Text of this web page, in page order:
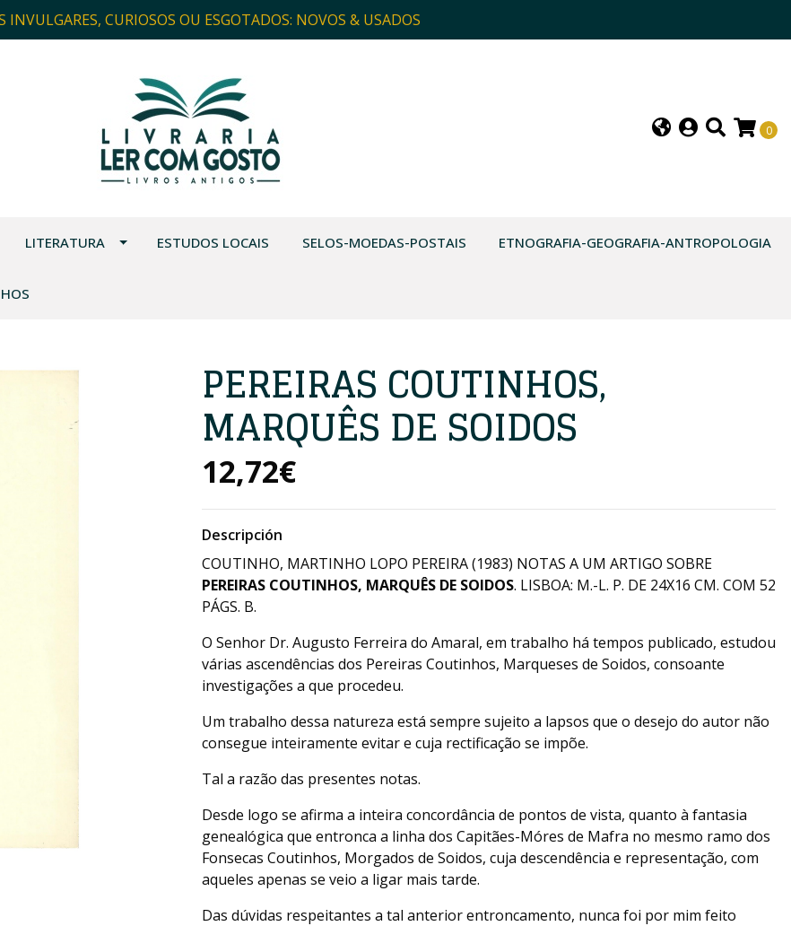
INVULGARES, CURIOSOS OU ESGOTADOS: NOVOS & USADOS
0
LITERATURA ESTUDOS LOCAIS SELOS-MOEDAS-POSTAIS ETNOGRAFIA-GEOGRAFIA-ANTROPOLOGIA
PEREIRAS COUTINHOS,
MARQUÊS DE SOIDOS
12,72€
Descripción
COUTINHO, MARTINHO LOPO PEREIRA (1983) NOTAS A UM ARTIGO SOBRE
PEREIRAS COUTINHOS, MARQUÊS DE SOIDOS. LISBOA: M.-L. P. DE 24X16 CM. COM 52
PÁGS. B.
O Senhor Dr. Augusto Ferreira do Amaral, em trabalho há tempos publicado, estudou
várias ascendências dos Pereiras Coutinhos, Marqueses de Soidos, consoante
investigações a que procedeu.
Um trabalho dessa natureza está sempre sujeito a lapsos que o desejo do autor não
consegue inteiramente evitar e cuja rectificação se impõe.
Tal a razão das presentes notas.
Desde logo se afirma a inteira concordância de pontos de vista, quanto à fantasia
genealógica que entronca a linha dos Capitães-Móres de Mafra no mesmo ramo dos
Fonsecas Coutinhos, Morgados de Soidos, cuja descendência e representação, com
aqueles apenas se veio a ligar mais tarde.
Das dúvidas respeitantes a tal anterior entroncamento, nunca foi por mim feito